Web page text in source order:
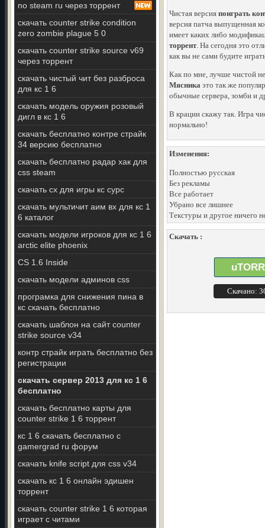
no steam ru через торрент
скачать counter strike condition
zero zombie plague 5 0
скачать counter strike source v69
через торрент
скачать чистый чит без разброса
для кс 1 6
скачать модель оружия розовый
дигл в кс 1 6
скачать бесплатно контре страйк
34 версию бесплатно
скачать бесплатно радар хак для
css steam
скачать сх для игры кс сурс
скачать мультичит аим вх для кс 1
6 каталог
скачать модели игроков для кс 1 6
arctic elite phoenix
CS 1.6 Inside
скачать модели админов css
програмка для снижения пина в
кс скачать бесплатно
скачать шаблон на сайт counter
strike source v34
контр страйк играть бесплатно без
регистрации
скачать сервер 2013 для кс 1 6
бесплатно
скачать бесплатно карты для
counter strike 1 6 торрент
кс 1 6 скачать бесплатно с
gamergrad ru форум
скачать knife script для css v34
скачать кс 1 6 онлайн эдишен
торрент
скачать counter strike 1 6 которая
играет с читами
Чистая версия поиграть
версия патча выпущенная
имеет каких либо
торрент. На сегодня это
как вы не сами будите
Как по мне, лучше чистой
Мясника это так же
обычные сервера, зомби и
В крации скажу так. Игра
нормально!
Изменения:
Полностью русская
Без рекламы
Все работает
Убрано все лишнее
Текстуры и другое ничего
Скачать :
Скачано: